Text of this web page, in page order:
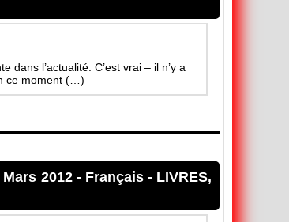
dans l’actualité. C’est vrai – il n’y a
ce moment (…)
Mars 2012 - Français - LIVRES,